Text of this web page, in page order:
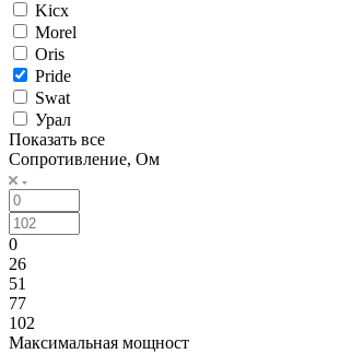
Kicx
Morel
Oris
Pride
Swat
Урал
Показать все
Сопротивление, Ом
0
26
51
77
102
Максимальная мощност